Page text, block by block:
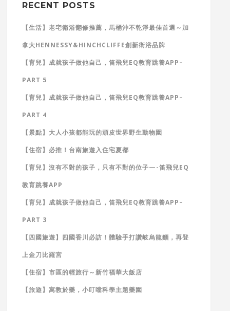
RECENT POSTS
【生活】老宅衛浴翻修推薦，馬桶沖不乾淨最佳首選～加
拿大HENNESSY&HINCHCLIFFE創新衛浴品牌
【育兒】成就孩子做他自己，笛飛兒EQ教育跳養APP–
PART 5
【育兒】成就孩子做他自己，笛飛兒EQ教育跳養APP–
PART 4
【景點】大人小孩都能玩的頑皮世界野生動物園
【住宿】必推！台南旅遊入住宅夏都
【育兒】沒有不對的孩子，只有不對的位子—-笛飛兒EQ
教育跳養APP
【育兒】成就孩子做他自己，笛飛兒EQ教育跳養APP–
PART 3
【四國旅遊】四國香川必訪！體驗手打讚岐烏龍麵，再登
上金刀比羅宮
【住宿】市區的輕旅行～新竹福華大飯店
【旅遊】寓教於樂，小叮噹科學主題樂園